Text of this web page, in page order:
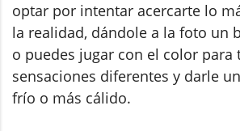
optar por intentar acercarte lo
la realidad, dándole a la foto un
o puedes jugar con el color
sensaciones diferentes y darle
frío o más cálido.